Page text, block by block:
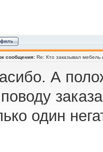
сообщения: Re: Кто заказывал
А
один